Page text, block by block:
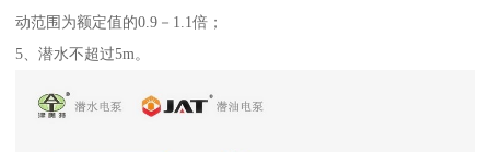
动范围为额定值的0.9－1.1倍；
5、潜水不超过5m。